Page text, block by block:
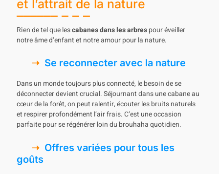
et l’attrait de la nature
Rien de tel que lescabanes dans les arbrespour éveiller
notre âme d’enfant et notre amour pour la nature.
Se reconnecter avec la nature
Dans un monde toujours plus connecté, le besoin de se
déconnecter devient crucial. Séjournant dans une cabane au
cœur de la forêt, on peut ralentir, écouter les bruits naturels
et respirer profondément l’air frais. C’est une occasion
parfaite pour se régénérer loin du brouhaha quotidien.
Offres variées pour tous les
goûts